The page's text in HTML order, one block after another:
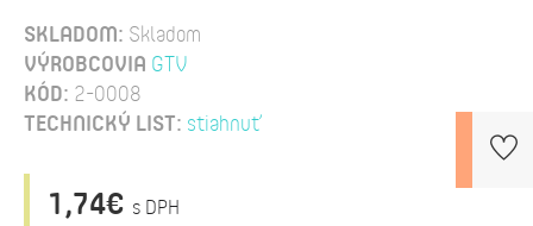
SKLADOM: Skladom
VÝROBCOVIA GTV
KÓD: 2-0008
TECHNICKÝ LIST: stiahnuť
1,74€ s DPH